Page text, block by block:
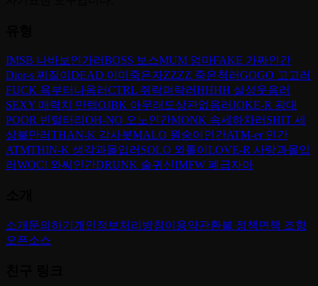
IMSB 나바보인가러BOSS 보스MUM 엄마FAKE 가짜인간
Dior-s 찌질이 DEAD 이미죽은자ZZZZ 죽은척러GOGO 고고러
FUCK 욕부터나옴러CTRL 쥐락펴락러HHHH 실성웃음러
SEXY 매력치 만렙OJBK 아무래도상관없음러JOKE-R 광대
POOR 빈털터리 OH-NO 오노인간MONK 속세하차러 SHIT 세
상불만러THAN-K 감사봇MALO 원숭이인간ATM-er 인간
ATMTHIN-K 생각과몰입러 SOLO 외톨이 LOVE-R 사랑과몰입
러WOC! 와씨인간DRUNK 술귀신IMFW 폐급자아
소개 문의하기 개인정보처리방침이용약관환불 정책 면책 조항
오픈소스